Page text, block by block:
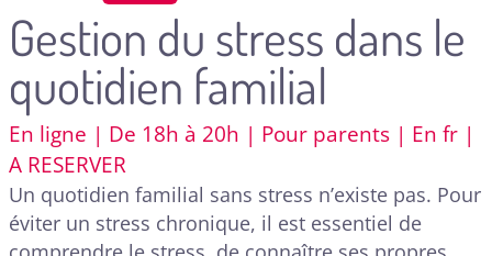
Gestion du stress dans le
quotidien familial
En ligne | De 18h à 20h | Pour parents | En fr |
A RESERVER
Un quotidien familial sans stress n’existe pas. Pour
éviter un stress chronique, il est essentiel de